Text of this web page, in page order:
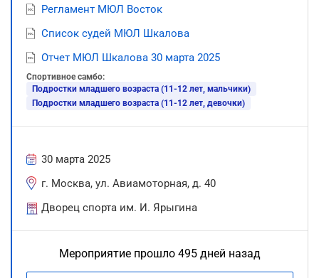
Регламент МЮЛ Восток
Список судей МЮЛ Шкалова
Отчет МЮЛ Шкалова 30 марта 2025
Спортивное самбо:
Подростки младшего возраста (11-12 лет, мальчики)
Подростки младшего возраста (11-12 лет, девочки)
30 марта 2025
г. Москва, ул. Авиамоторная, д. 40
Дворец спорта им. И. Ярыгина
Мероприятие прошло 495 дней назад